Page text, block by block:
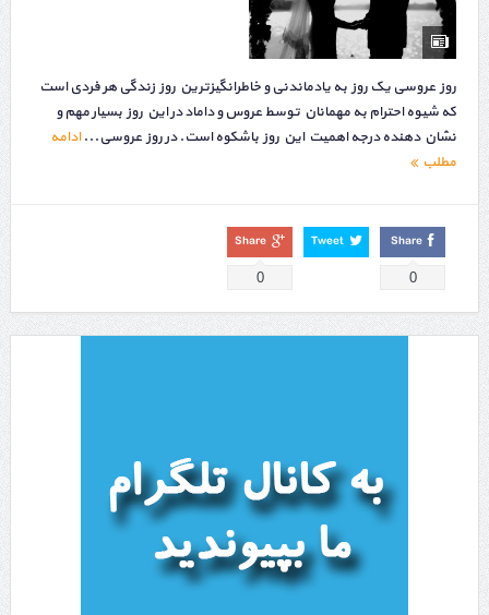
روز عروسی یک روز به یادماندنی و خاطرانگیزترین روز زندگی هر فردی است
که شیوه احترام به مهمانان توسط عروس و داماد در این روز بسیار مهم و
نشان دهنده درجه اهمیت این روز باشکوه است. در روز عروسی...ادامه
مطلب
Share
0
Tweet
Share
0